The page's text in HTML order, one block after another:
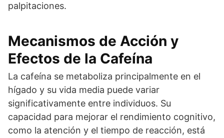
palpitaciones.
Mecanismos de Acción y
Efectos de la Cafeína
La cafeína se metaboliza principalmente en el
hígado y su vida media puede variar
significativamente entre individuos. Su
capacidad para mejorar el rendimiento cognitivo,
como la atención y el tiempo de reacción, está